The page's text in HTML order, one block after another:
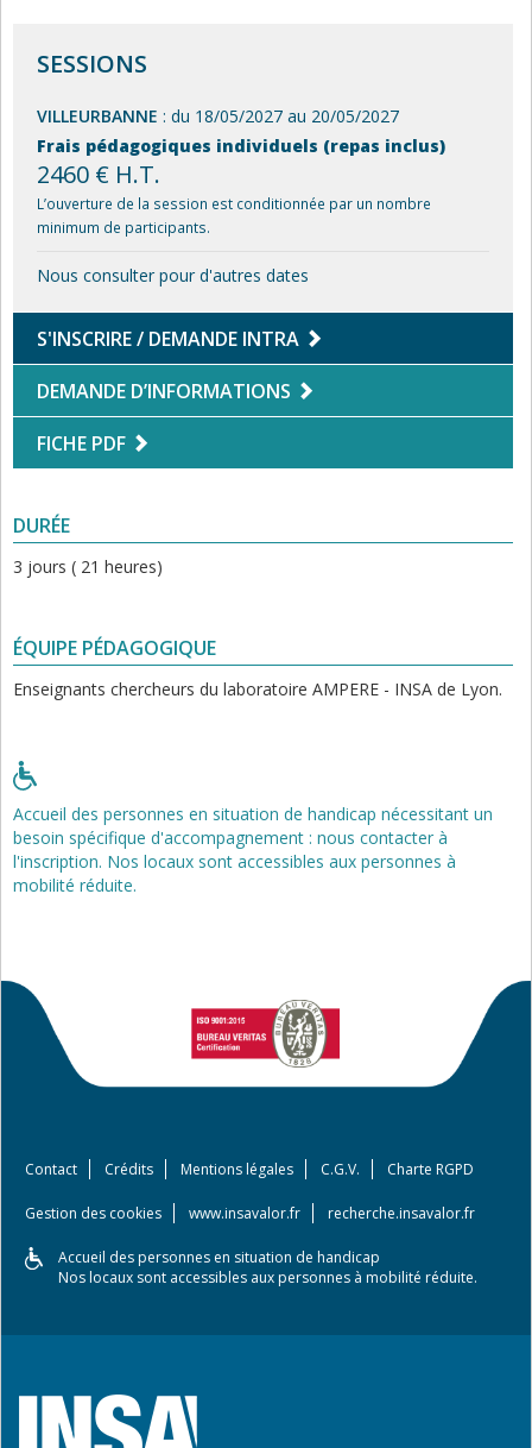
SESSIONS
VILLEURBANNE : du 18/05/2027 au 20/05/2027
Frais pédagogiques individuels (repas inclus)
2460 € H.T.
L’ouverture de la session est conditionnée par un nombre
minimum de participants.
Nous consulter pour d'autres dates
S'INSCRIRE / DEMANDE INTRA
DEMANDE D’INFORMATIONS
FICHE PDF
DURÉE
3 jours ( 21 heures)
ÉQUIPE PÉDAGOGIQUE
Enseignants chercheurs du laboratoire AMPERE - INSA de Lyon.
Accueil des personnes en situation de handicap nécessitant un
besoin spécifique d'accompagnement : nous contacter à
l'inscription. Nos locaux sont accessibles aux personnes à
mobilité réduite.
Contact Crédits Mentions légales C.G.V. Charte RGPD
Gestion des cookies www.insavalor.fr recherche.insavalor.fr
Accueil des personnes en situation de handicap
Nos locaux sont accessibles aux personnes à mobilité réduite.